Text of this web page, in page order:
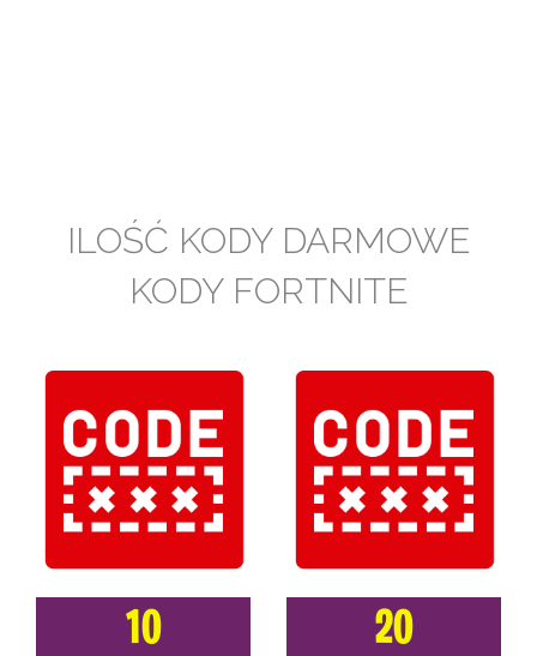
ILOŚĆ KODY DARMOWE
KODY FORTNITE
10 20